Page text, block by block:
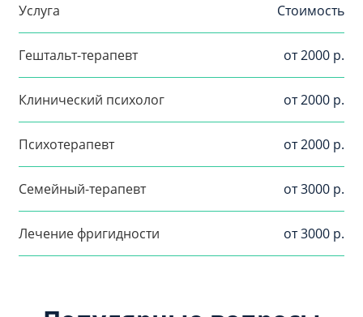
Услуга Стоимость
Гештальт-терапевт от 2000 р.
Клинический психолог от 2000 р.
Психотерапевт от 2000 р.
Семейный-терапевт от 3000 р.
Лечение фригидности от 3000 р.